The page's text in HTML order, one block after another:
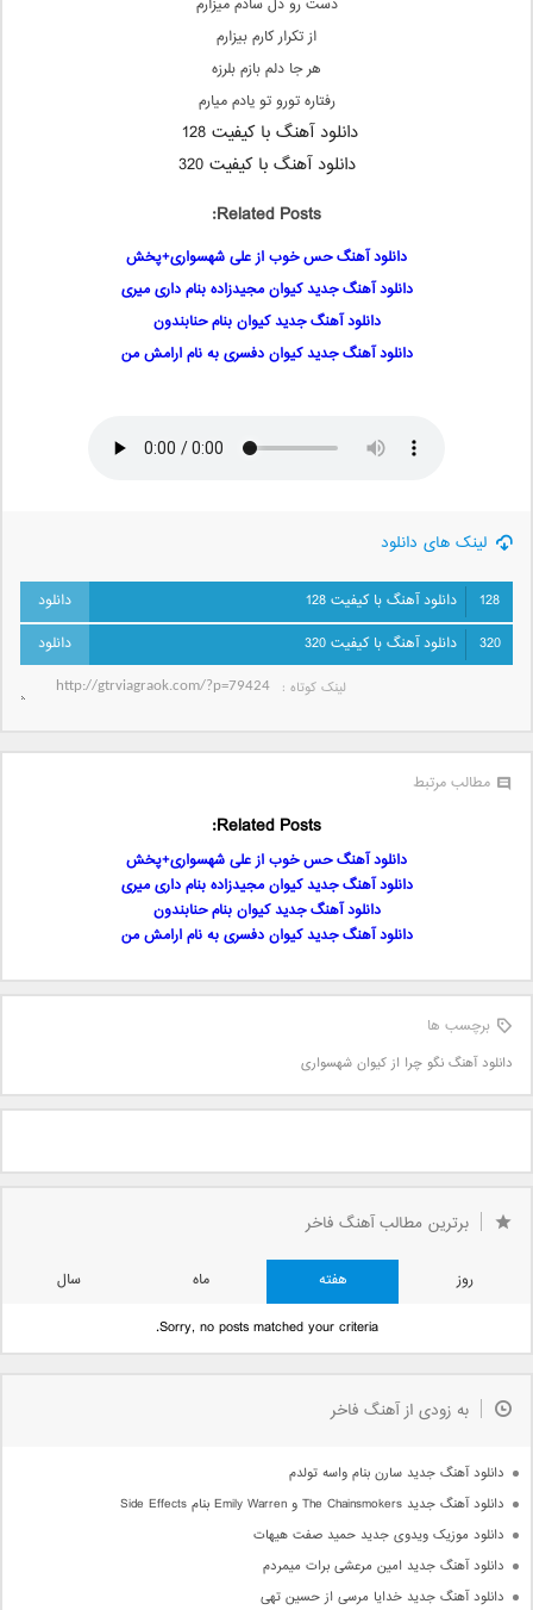
دست رو دل سادم میزارم
از تکرار کارم بیزارم
هر جا دلم بازم بلرزه
رفتاره تورو تو یادم میارم
دانلود آهنگ با کیفیت 128
دانلود آهنگ با کیفیت 320
Related Posts:
دانلود آهنگ حس خوب از علی شهسواری+پخش
دانلود آهنگ جدید کیوان مجیدزاده بنام داری میری
دانلود آهنگ جدید کیوان بنام حنابندون
دانلود آهنگ جدید کیوان دفسری به نام ارامش من
لینک های دانلود
128
دانلود آهنگ با کیفیت 128
320
دانلود آهنگ با کیفیت 320
لینک کوتاه‌ :
مطالب مرتبط
Related Posts:
دانلود آهنگ حس خوب از علی شهسواری+پخش
دانلود آهنگ جدید کیوان مجیدزاده بنام داری میری
دانلود آهنگ جدید کیوان بنام حنابندون
دانلود آهنگ جدید کیوان دفسری به نام ارامش من
برچسب ها
دانلود آهنگ نگو چرا از کیوان شهسواری
برترین مطالب آهنگ فاخر
روز هفته ماه
سال
Sorry, no posts matched your criteria.
به زودی از آهنگ فاخر
دانلود آهنگ جدید سارن بنام واسه تولدم
دانلود آهنگ جدید The Chainsmokers و Emily Warren بنام Side Effects
دانلود موزیک ویدوی جدید حمید صفت هیهات
دانلود آهنگ جدید امین مرعشی برات میمردم
دانلود آهنگ جدید خدایا مرسی از حسین تهی